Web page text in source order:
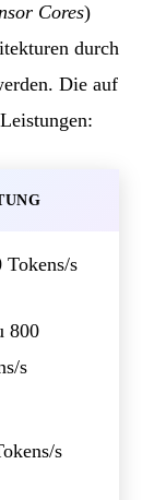
Cores)
durch
Die auf
Tokens/s
800
s
s